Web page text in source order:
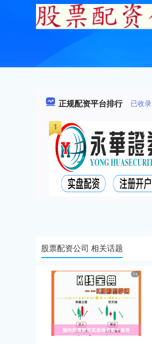
正规配资平台排行 已收录
股票配资公司 相关话题